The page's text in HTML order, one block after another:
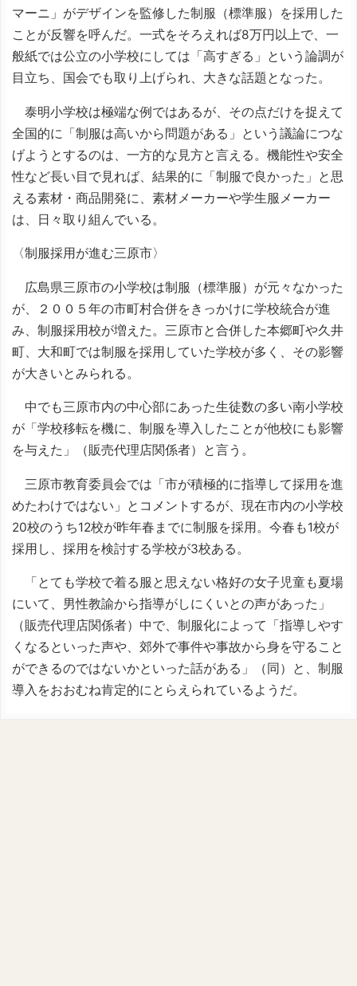
マーニ」がデザインを監修した制服（標準服）を採用した
ことが反響を呼んだ。一式をそろえれば8万円以上で、一
般紙では公立の小学校にしては「高すぎる」という論調が
目立ち、国会でも取り上げられ、大きな話題となった。
泰明小学校は極端な例ではあるが、その点だけを捉えて
全国的に「制服は高いから問題がある」という議論につな
げようとするのは、一方的な見方と言える。機能性や安全
性など長い目で見れば、結果的に「制服で良かった」と思
える素材・商品開発に、素材メーカーや学生服メーカー
は、日々取り組んでいる。
〈制服採用が進む三原市〉
広島県三原市の小学校は制服（標準服）が元々なかった
が、２００５年の市町村合併をきっかけに学校統合が進
み、制服採用校が増えた。三原市と合併した本郷町や久井
町、大和町では制服を採用していた学校が多く、その影響
が大きいとみられる。
中でも三原市内の中心部にあった生徒数の多い南小学校
が「学校移転を機に、制服を導入したことが他校にも影響
を与えた」（販売代理店関係者）と言う。
三原市教育委員会では「市が積極的に指導して採用を進
めたわけではない」とコメントするが、現在市内の小学校
20校のうち12校が昨年春までに制服を採用。今春も1校が
採用し、採用を検討する学校が3校ある。
「とても学校で着る服と思えない格好の女子児童も夏場
にいて、男性教諭から指導がしにくいとの声があった」
（販売代理店関係者）中で、制服化によって「指導しやす
くなるといった声や、郊外で事件や事故から身を守ること
ができるのではないかといった話がある」（同）と、制服
導入をおおむね肯定的にとらえられているようだ。